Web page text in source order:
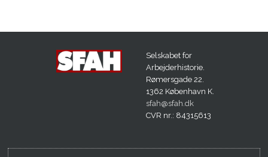
Selskabet for
Arbejderhistorie.
Rømersgade 22.
1362 København K.
sfah@sfah.dk
CVR nr.: 84315613